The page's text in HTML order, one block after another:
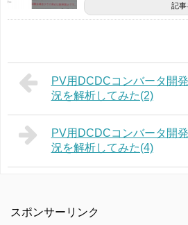
記事
PV用DCDCコンバータ開
況を解析してみた(2)
PV用DCDCコンバータ開
況を解析してみた(4)
スポンサーリンク